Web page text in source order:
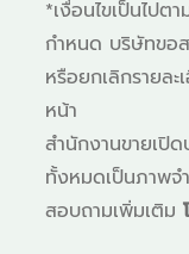
*เงื่อนไขเป็นไป
กำหนด บริษัทขอ
หรือยกเลิกรายล
หน้า
สำนักงานขายเปิ
ทั้งหมดเป็นภาพจ
สอบถามเพิ่มเติม